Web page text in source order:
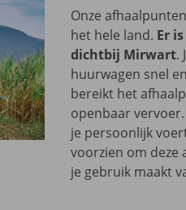
Onze
het hele land. Er
dichtbij Mirwart.
huurwagen snel
bereikt het
openbaar
je persoonlijk
voorzien om deze
je gebruik maakt